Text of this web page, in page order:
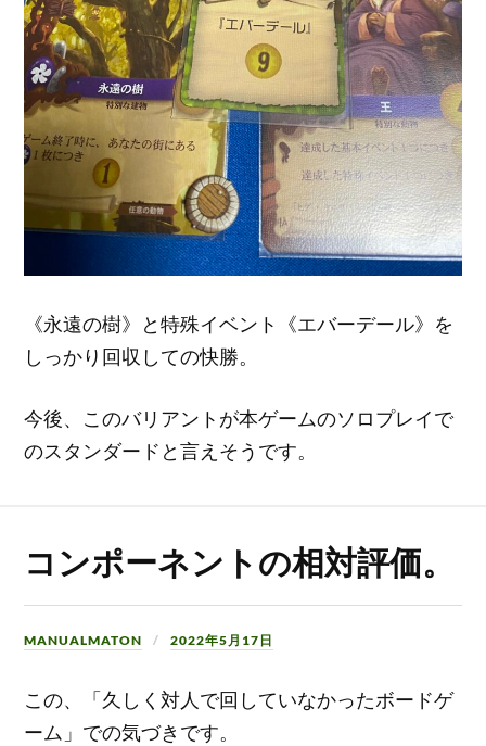
《永遠の樹》と特殊イベント《エバーデール》を
しっかり回収しての快勝。
今後、このバリアントが本ゲームのソロプレイで
のスタンダードと言えそうです。
コンポーネントの相対評価。
MANUALMATON 2022年5月17日
この、「久しく対人で回していなかったボードゲ
ーム」での気づきです。